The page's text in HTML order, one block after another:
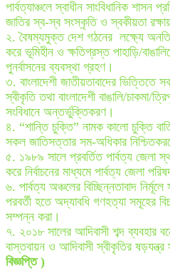
পার্বত্যাঞ্চলে স্বাধীন সাংবিধানিক শাসন
জাতির স্ব-স্ব সংস্কৃতি ও স্বকীয়তা
২. বৈষম্যমুক্ত দেশ গঠনের লক্ষ্যে
করে ভূমিহীন ও ক্ষতিগ্রস্ত পাহাড়ি/
পুনর্বাসনের ব্যবস্থা গ্রহণ।
৩. বাংলাদেশী জাতীয়তাবাদের ভিত্তিতে
স্বীকৃতি তথা বাংলাদেশী বাঙালি/চাকমা/
সংবিধানে অন্তর্ভুক্তিকরণ।
৪. “শান্তি চুক্তি” নামক কালো চুক্তি
সকল জাতিসত্তার সম-অধিকার
৫. ১৯৮৯ সালে প্রবর্তিত পার্বত্য জেলা
করে নির্বাচনের মাধ্যমে পার্বত্য জেলা
৬. পার্বত্য অঞ্চলের বিচ্ছিন্নতাবাদ
পরবর্তী হতে অদ্যাবধি গণহত্যা সমূহের
সম্পন্ন করা।
৭. ২০১৮ সালের আদিবাসী শব্দ ব্যবহার
বাস্তবায়ন ও আদিবাসী স্বীকৃতির
বিজ্ঞপ্তি )